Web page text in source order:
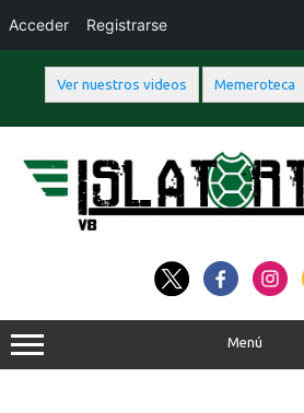
Ver nuestros videos Memeroteca
contenido
Menú
Acceder Registrarse